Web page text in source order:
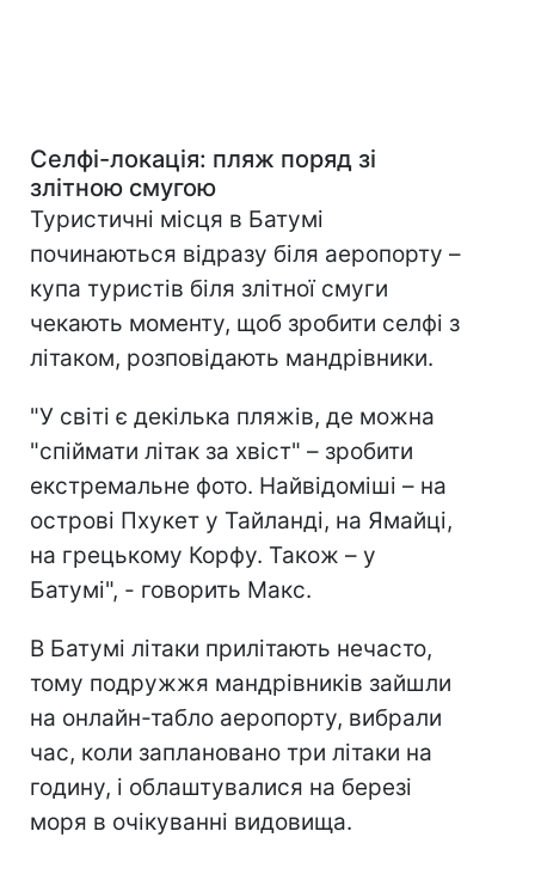
Селфі-локація: пляж поряд зі
злітною смугою
Туристичні місця в Батумі
починаються відразу біля аеропорту –
купа туристів біля злітної смуги
чекають моменту, щоб зробити селфі з
літаком, розповідають мандрівники.
"У світі є декілька пляжів, де можна
"спіймати літак за хвіст" – зробити
екстремальне фото. Найвідоміші – на
острові Пхукет у Тайланді, на Ямайці,
на грецькому Корфу. Також – у
Батумі", - говорить Макс.
В Батумі літаки прилітають нечасто,
тому подружжя мандрівників зайшли
на онлайн-табло аеропорту, вибрали
час, коли заплановано три літаки на
годину, і облаштувалися на березі
моря в очікуванні видовища.